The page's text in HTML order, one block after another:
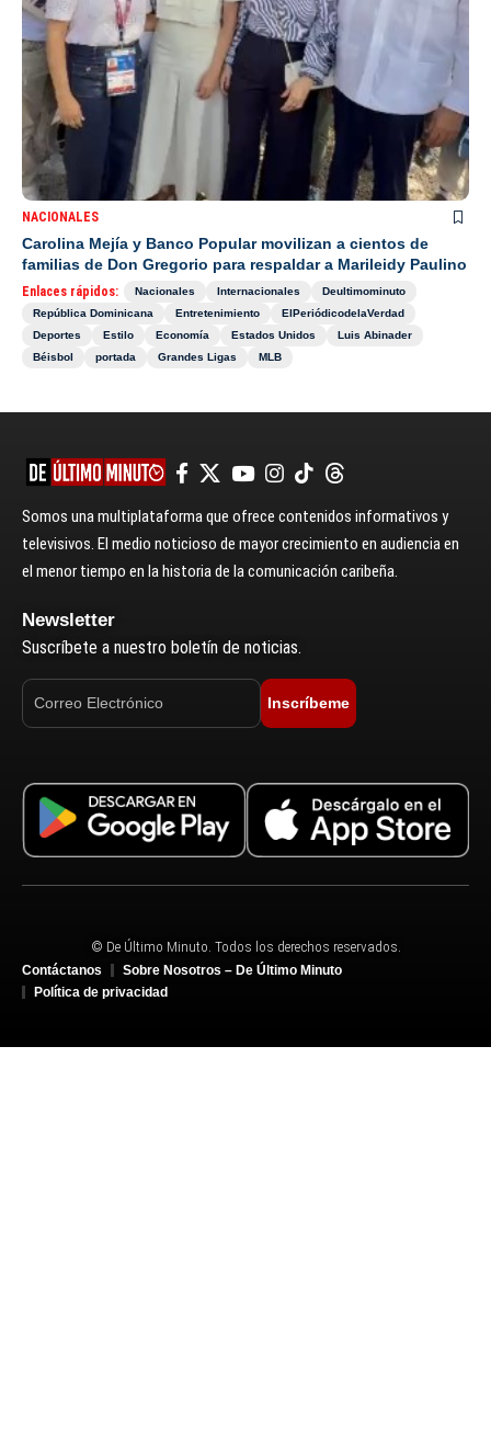
NACIONALES
Carolina Mejía y Banco Popular movilizan a cientos de
familias de Don Gregorio para respaldar a Marileidy Paulino
Enlaces rápidos: Nacionales Internacionales
Deultimominuto
República Dominicana
Entretenimiento
ElPeriódicodelaVerdad
Deportes
Estilo Economía Estados Unidos
Luis Abinader
Béisbol
portada Grandes Ligas MLB
Somos una multiplataforma que ofrece contenidos informativos y
televisivos. El medio noticioso de mayor crecimiento en audiencia en
el menor tiempo en la historia de la comunicación caribeña.
Newsletter
Suscríbete a nuestro boletín de noticias.
Inscríbeme
© De Último Minuto. Todos los derechos reservados.
Contáctanos
Sobre Nosotros – De Último Minuto
Política de privacidad